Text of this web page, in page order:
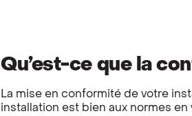
Qu’est-ce que la
La mise en conformité de votre
installation est bien aux normes